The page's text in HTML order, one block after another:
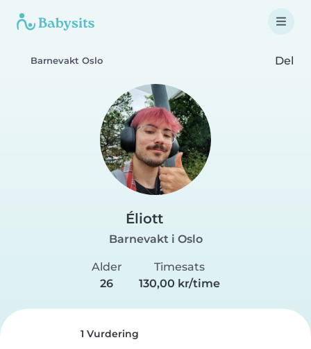
Barnevakt Oslo Del
Éliott
Barnevakt i Oslo
Alder
26
Timesats
130,00 kr/time
1 Vurdering